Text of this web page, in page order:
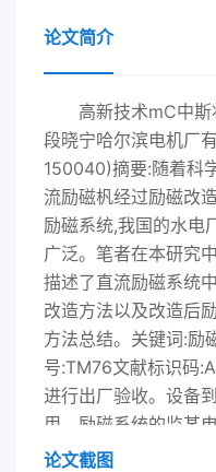
论文简介
高新技术mC中
段晓宁哈尔滨电机厂
150040)摘要:随着科
流励磁杋经过励磁改
励磁系统,我国的水电
广泛。笔者在本研究
描述了直流励磁系统
改造方法以及改造后
方法总结。关键词:励
号:TM76文献标识码
进行出厂验收。设备
用。励磁系统的监某
机后,相关工作人员对
论文截图